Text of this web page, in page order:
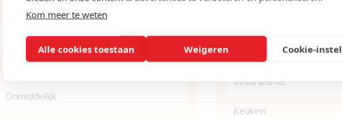
Wondelgem
AV-2374
Onmiddellijk
Woonkamer:
Keuken:
Kom meer te weten
Alle cookies toestaan Weigeren Cookie-